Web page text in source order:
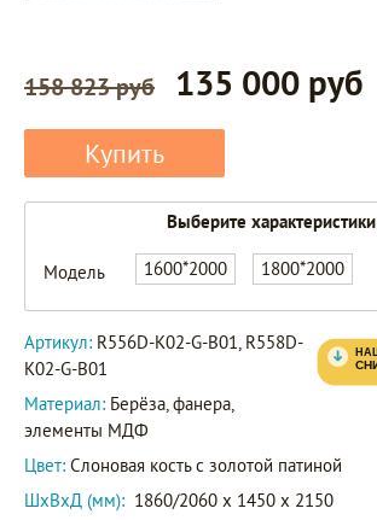
158 823 руб 135 000 руб
Купить
Выберите характеристики
Модель 1600*2000
1800*2000
R556D-
K02-G-
B01
R558D-
K02-G-
Артикул: R556D-K02-G-B01, R558D-
K02-G-B01
Материал: Берёза, фанера,
элементы МДФ
Цвет: Слоновая кость с золотой патиной
ШxВxД (мм): 1860/2060 x 1450 x 2150